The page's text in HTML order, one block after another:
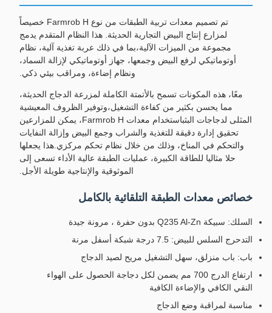
تم تصميم معدات تربية الطبقات من نوع Farmrob H خصيصاً
لمزارع إنتاج البيض التجارية الحديثة. هذا النظام المتقدم يدمج
مجموعة من الميزات الآلية،بما في ذلك عربة تغذية آلية، نظام
أوتوماتيكي لرفع البيض وجمعها، جهاز أوتوماتيكي لإزالة السماد،
ونظام إضاءة، ومراقب بيئي ذكي.
معًا، هذه المكونات تسمح بالأتمتة الكاملة لمزرعة الدجاج الحديثة،
مما يحسن بكثير من كفاءة التشغيل،وتوفير الظروف المعيشية
المثلى لدجاجات البثباستخدام معدات Farmrob H، يمكن للمزارعين
تحقيق إدارة دقيقة للتغذية والشراب وجمع البيض وإزالة النفايات
والتحكم في المناخ، وذلك من خلال نظام تحكم مركزي.هذا يجعلها
حلا مثاليا للطاقة الكبيرة، عمليات الطبقة عالية الأداء تسعى إلى
الموثوقية والإنتاجية طويلة الأجل.
خصائص معدات الطبقة التلقائية بالكامل
السلك: سبيكة Q235 Al-Zn بدون حفرة ، مرونة جيدة
التدحرج السلس للبيض: 7.5 درجة شبكة أسفل مرنة
باب: باب منزلق، سهل التشغيل مريح لصيد الدجاج
ارتفاع الدرج 700 مم يضمن لكل دجاجة الحصول على الهواء
النقي الكافي والإضاءة الكافية
مناسبة لمراقبة وضع الدجاج